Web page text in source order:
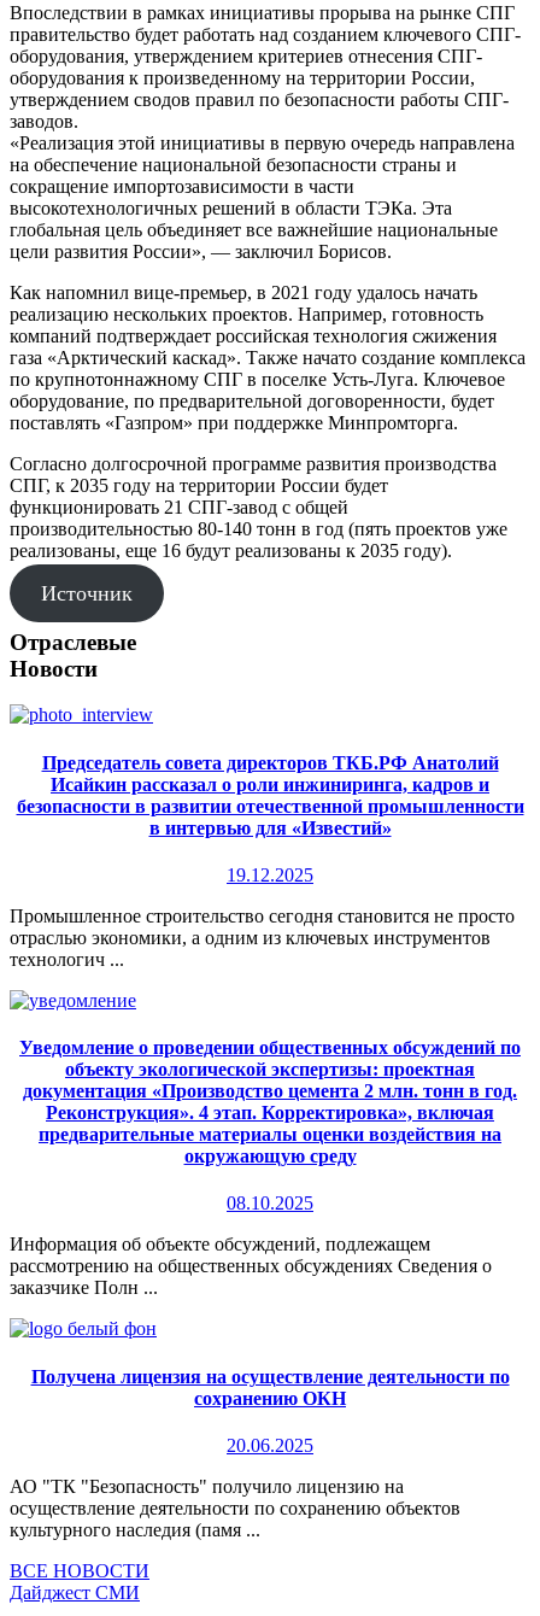
Впоследствии в рамках инициативы прорыва на рынке СПГ
правительство будет работать над созданием ключевого СПГ-
оборудования, утверждением критериев отнесения СПГ-
оборудования к произведенному на территории России,
утверждением сводов правил по безопасности работы СПГ-
заводов.
«Реализация этой инициативы в первую очередь направлена
на обеспечение национальной безопасности страны и
сокращение импортозависимости в части
высокотехнологичных решений в области ТЭКа. Эта
глобальная цель объединяет все важнейшие национальные
цели развития России», — заключил Борисов.
Как напомнил вице-премьер, в 2021 году удалось начать
реализацию нескольких проектов. Например, готовность
компаний подтверждает российская технология сжижения
газа «Арктический каскад». Также начато создание комплекса
по крупнотоннажному СПГ в поселке Усть-Луга. Ключевое
оборудование, по предварительной договоренности, будет
поставлять «Газпром» при поддержке Минпромторга.
Согласно долгосрочной программе развития производства
СПГ, к 2035 году на территории России будет
функционировать 21 СПГ-завод с общей
производительностью 80-140 тонн в год (пять проектов уже
реализованы, еще 16 будут реализованы к 2035 году).
Источник
Отраслевые
Новости
Председатель совета директоров ТКБ.РФ Анатолий
Исайкин рассказал о роли инжиниринга, кадров и
безопасности в развитии отечественной промышленности
в интервью для «Известий»
19.12.2025
Промышленное строительство сегодня становится не просто
отраслью экономики, а одним из ключевых инструментов
технологич ...
Уведомление о проведении общественных обсуждений по
объекту экологической экспертизы: проектная
документация «Производство цемента 2 млн. тонн в год.
Реконструкция». 4 этап. Корректировка», включая
предварительные материалы оценки воздействия на
окружающую среду
08.10.2025
Информация об объекте обсуждений, подлежащем
рассмотрению на общественных обсуждениях Сведения о
заказчике Полн ...
Получена лицензия на осуществление деятельности по
сохранению ОКН
20.06.2025
АО "ТК "Безопасность" получило лицензию на
осуществление деятельности по сохранению объектов
культурного наследия (памя ...
ВСЕ НОВОСТИ
Дайджест СМИ